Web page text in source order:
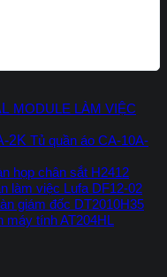
MODULE LÀM VIỆC
Tủ quần áo CA-10A-
họp chân sắt H2412
làm việc Lufa DF12-02
giám đốc DT2010H35
máy tính AT204HL